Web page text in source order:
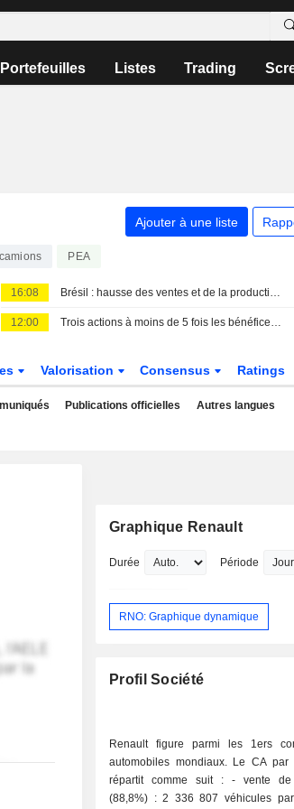
Portefeuilles Listes Trading
Ajouter à une liste
PEA
16:08 Brésil : hausse des ventes et de la production automobile en juillet
12:00 Trois actions à moins de 5 fois les bénéfices, et alors ?
Valorisation Consensus Ratings
Publications officielles Autres langues
Graphique Renault
Durée Période
RNO: Graphique dynamique
Profil Société
Renault figure parmi les 1ers
automobiles mondiaux. Le CA par
répartit comme suit : - vente de véhicules
(88,8%) : 2 336 807 véhicules